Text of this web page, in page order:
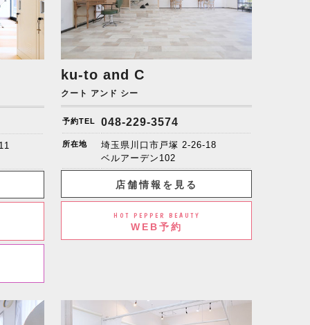
ku-to and C
クート アンド シー
予約TEL 048-229-3574
所在地
埼玉県川口市戸塚 2-26-18
ベルアーデン102
店舗情報を見る
HOT PEPPER BEAUTY
WEB予約